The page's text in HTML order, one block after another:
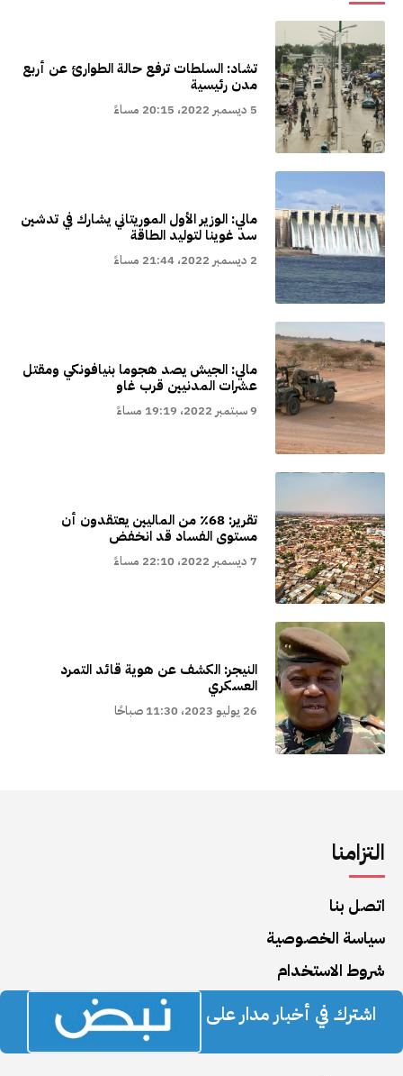
تشاد: السلطات ترفع حالة الطوارئ عن أربع
مدن رئيسية
5 ديسمبر 2022، 20:15 مساءً
مالي: الوزير الأول الموريتاني يشارك في تدشين
سد غوينا لتوليد الطاقة
2 ديسمبر 2022، 21:44 مساءً
مالي: الجيش يصد هجوما بنيافونكي ومقتل
عشرات المدنيين قرب غاو
9 سبتمبر 2022، 19:19 مساءً
تقرير: 68٪ من الماليين يعتقدون أن
مستوى الفساد قد انخفض
7 ديسمبر 2022، 22:10 مساءً
النيجر: الكشف عن هوية قائد التمرد
العسكري
26 يوليو 2023، 11:30 صباحًا
التزامنا
اتصل بنا
سياسة الخصوصية
شروط الاستخدام
اشترك في أخبار مدار على